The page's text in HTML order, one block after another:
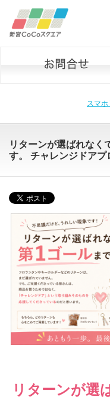
スマホ
リターンが選ばれなく
す。 チャレンジドアプ
リターンが選